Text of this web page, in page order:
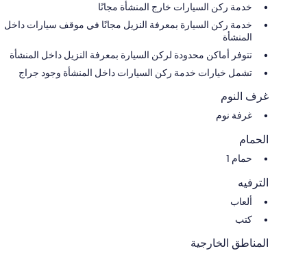
خدمة ركن السيارات خارج المنشأة مجانًا
خدمة ركن السيارة بمعرفة النزيل مجانًا في موقف سيارات داخل
المنشأة
تتوفر أماكن محدودة لركن السيارة بمعرفة النزيل داخل المنشأة
تشمل خيارات خدمة ركن السيارات داخل المنشأة وجود جراج
غرف النوم
غرفة نوم
الحمام
حمام 1
الترفيه
ألعاب
كتب
المناطق الخارجية